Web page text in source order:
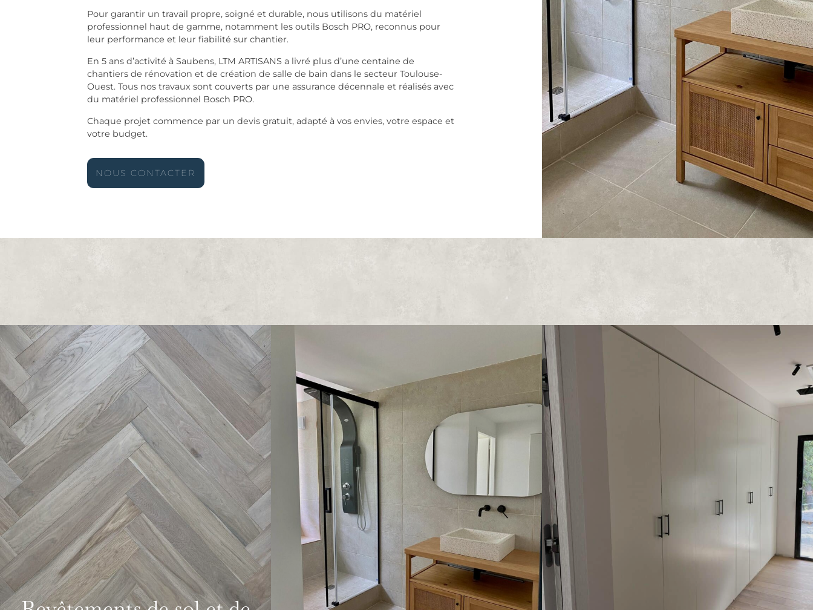
Pour garantir un travail propre, soigné et durable, nous utilisons du matériel
professionnel haut de gamme, notamment les outils Bosch PRO, reconnus pour
leur performance et leur fiabilité sur chantier.
En 5 ans d’activité à Saubens, LTM ARTISANS a livré plus d’une centaine de
chantiers de rénovation et de création de salle de bain dans le secteur Toulouse-
Ouest. Tous nos travaux sont couverts par une assurance décennale et réalisés avec
du matériel professionnel Bosch PRO.
Chaque projet commence par un devis gratuit, adapté à vos envies, votre espace et
votre budget.
NOUS CONTACTER